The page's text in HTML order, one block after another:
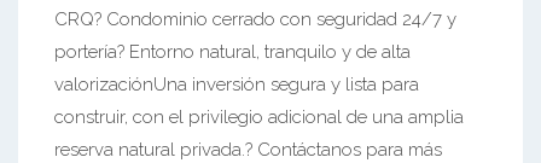
CRQ? Condominio cerrado con seguridad 24/7 y
portería? Entorno natural, tranquilo y de alta
valorizaciónUna inversión segura y lista para
construir, con el privilegio adicional de una amplia
reserva natural privada.? Contáctanos para más